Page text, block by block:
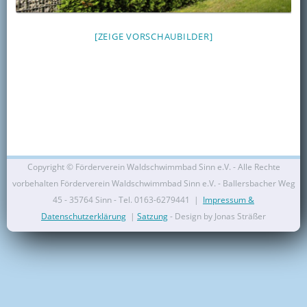
[ZEIGE VORSCHAUBILDER]
Copyright © Förderverein Waldschwimmbad Sinn e.V. - Alle Rechte
vorbehalten Förderverein Waldschwimmbad Sinn e.V. - Ballersbacher Weg
45 - 35764 Sinn - Tel. 0163-6279441 | Impressum &
Datenschutzerklärung | Satzung- Design by Jonas Sträßer